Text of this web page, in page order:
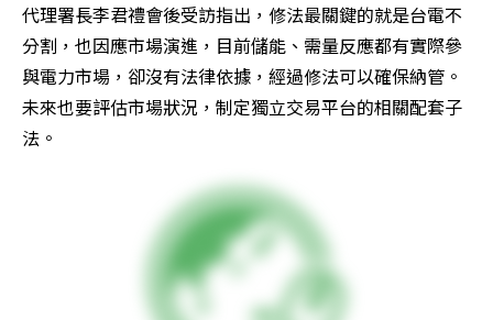
代理署長李君禮會後受訪指出，修法最關鍵的就是台電不
分割，也因應市場演進，目前儲能、需量反應都有實際參
與電力市場，卻沒有法律依據，經過修法可以確保納管。
未來也要評估市場狀況，制定獨立交易平台的相關配套子
法。